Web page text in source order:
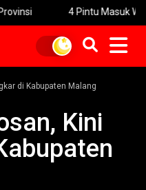
4 Pintu Masuk Wisata Bromo
di Kabupaten Malang
Kini